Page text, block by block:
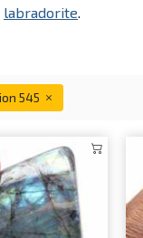
labradorite.
545